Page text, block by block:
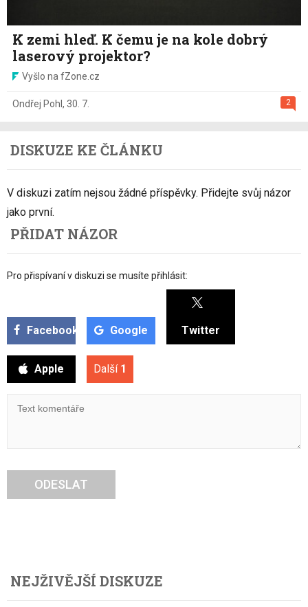
K zemi hleď. K čemu je na kole dobrý
laserový projektor?
Vyšlo na fZone.cz
2
Ondřej Pohl , 30. 7.
DISKUZE KE ČLÁNKU
V diskuzi zatím nejsou žádné příspěvky. Přidejte svůj názor
jako první.
PŘIDAT NÁZOR
Pro přispívaní v diskuzi se musíte přihlásit:
Facebook Google Twitter
Apple Další 1
ODESLAT
NEJŽIVĚJŠÍ DISKUZE